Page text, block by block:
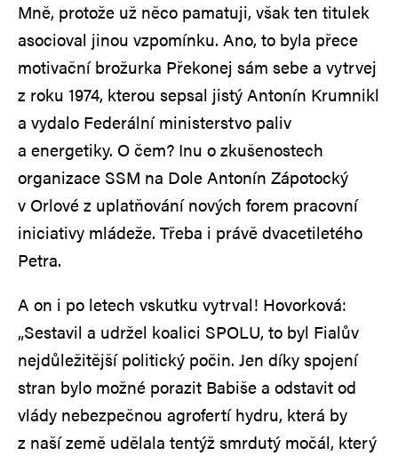
Mně, protože už něco pamatuji, však ten titulek
asocioval jinou vzpomínku. Ano, to byla přece
motivační brožurka Překonej sám sebe a vytrvej
z roku 1974, kterou sepsal jistý Antonín Krumnikl
a vydalo Federální ministerstvo paliv
a energetiky. O čem? Inu o zkušenostech
organizace SSM na Dole Antonín Zápotocký
v Orlové z uplatňování nových forem pracovní
iniciativy mládeže. Třeba i právě dvacetiletého
Petra.
A on i po letech vskutku vytrval! Hovorková:
„Sestavil a udržel koalici SPOLU, to byl Fialův
nejdůležitější politický počin. Jen díky spojení
stran bylo možné porazit Babiše a odstavit od
vlády nebezpečnou agrofertí hydru, která by
z naší země udělala tentýž smrdutý močál, který